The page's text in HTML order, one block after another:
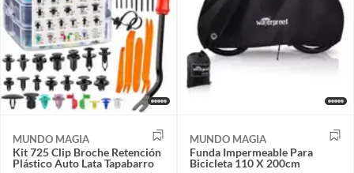
MUNDO MAGIA
Kit 725 Clip Broche Retención
Plástico Auto Lata Tapabarro
MUNDO MAGIA
Funda Impermeable Para
Bicicleta 110 X 200cm